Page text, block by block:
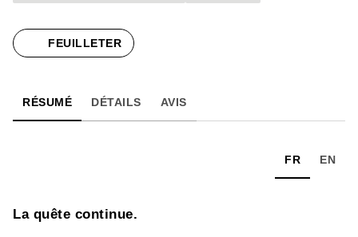
FEUILLETER
RÉSUMÉ DÉTAILS AVIS
FR EN
La quête continue.